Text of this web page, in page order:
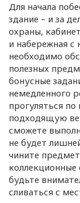
Для начала
здание – и за
охраны,
и набережная
необходимо
полезных
бонусные
немедленного
прогуляться
подходящую
сможете
не будет
чините
будьте
сливаться с